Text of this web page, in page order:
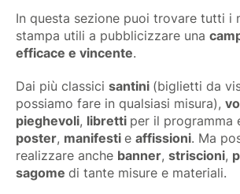
In questa sezione puoi trovare tutti i
stampa utili a pubblicizzare una
efficace e vincente.
Dai più classici santini (biglietti da
possiamo fare in qualsiasi misura),
pieghevoli, libretti per il programma
poster, manifesti e affissioni. Ma
realizzare anche banner, striscioni,
sagome di tante misure e materiali.